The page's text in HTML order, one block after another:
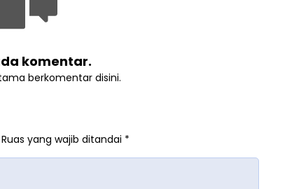
komentar.
berkomentar disini.
Ruas yang wajib ditandai *